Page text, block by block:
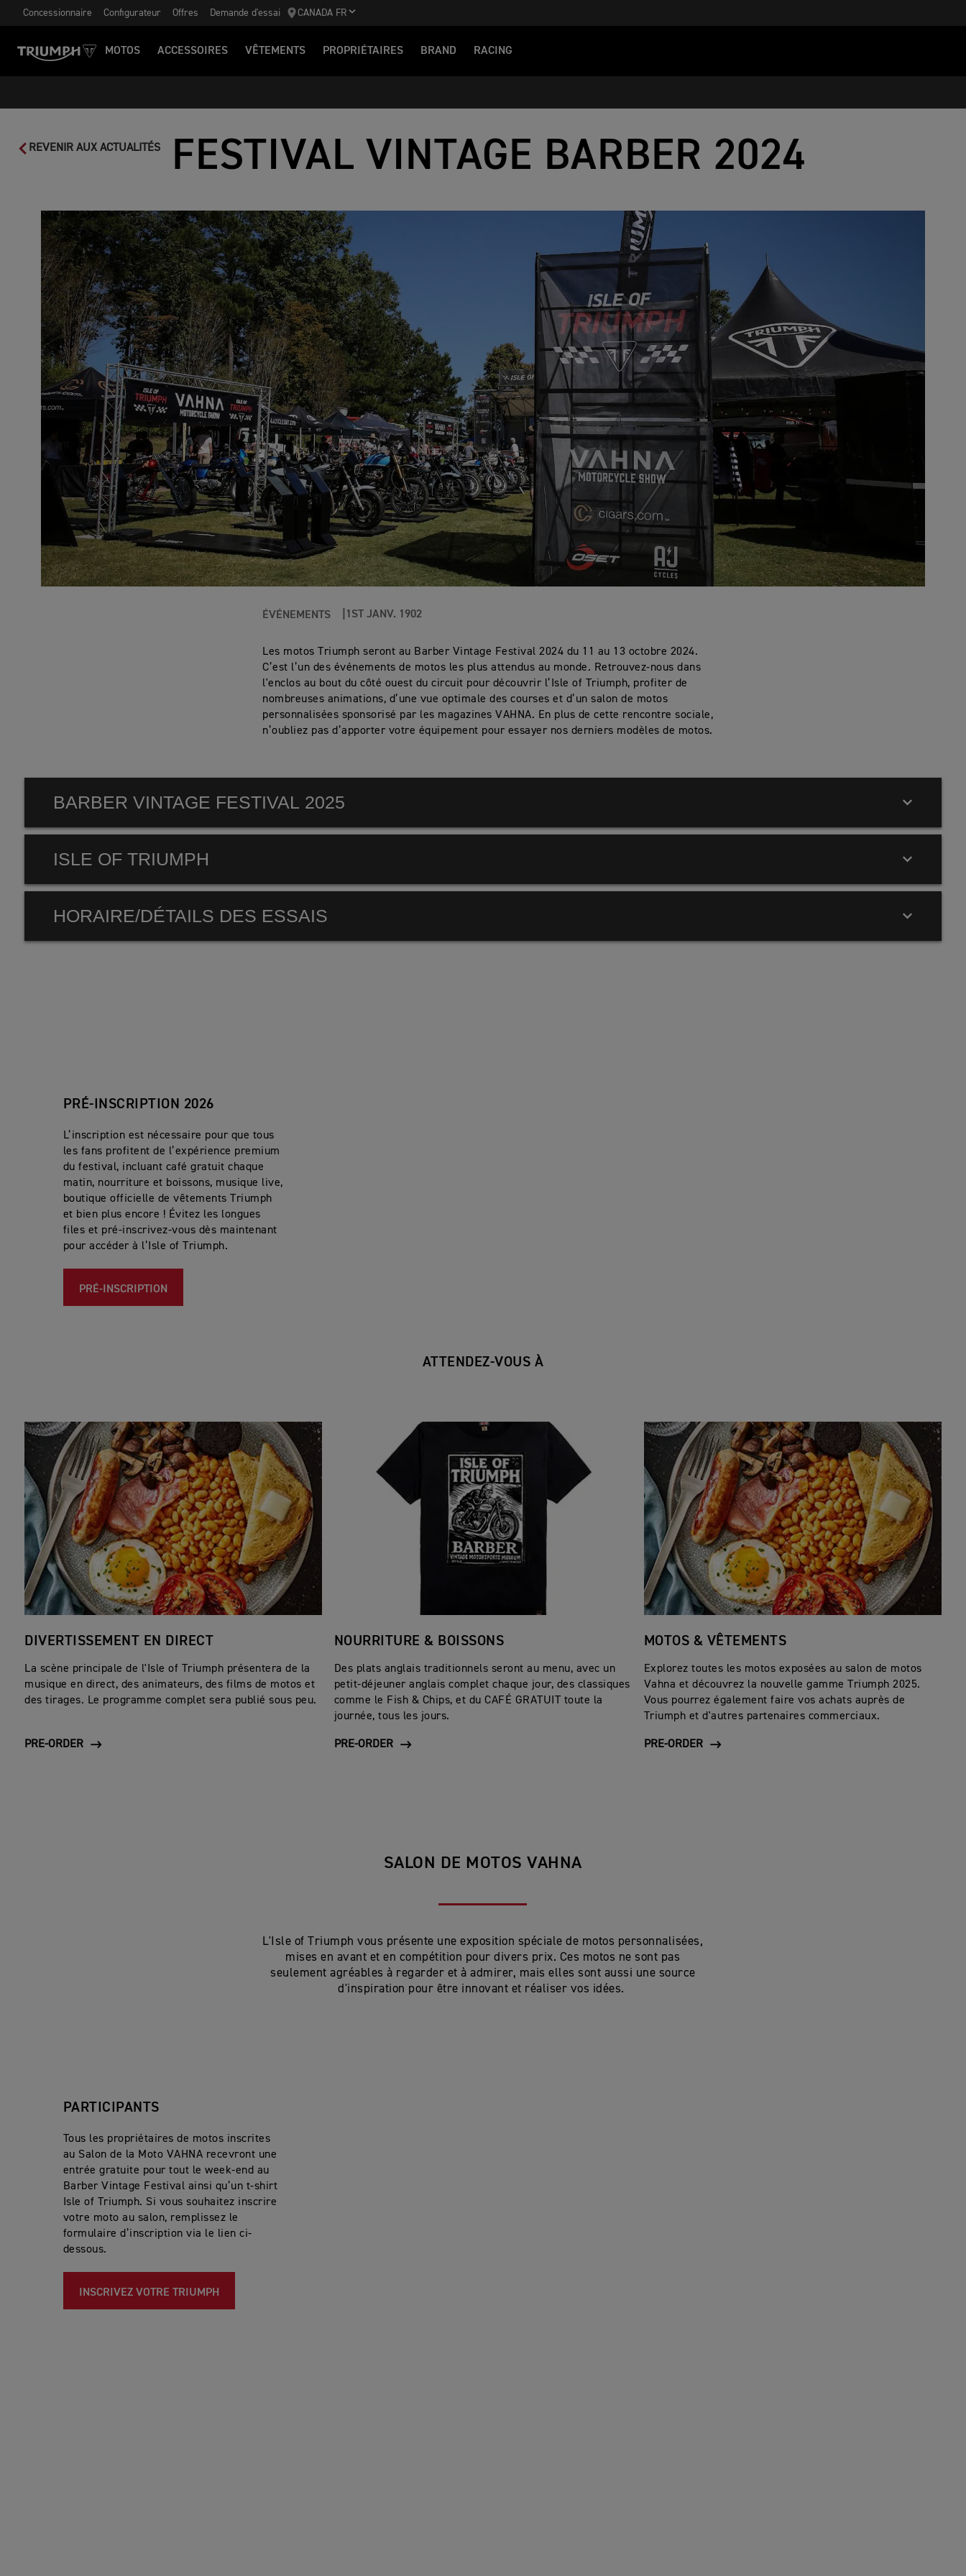
Concessionnaire Configurateur Offres Demande d'essai CANADA FR
MOTOS ACCESSOIRES VÊTEMENTS PROPRIÉTAIRES BRAND RACING
REVENIR AUX ACTUALITÉS FESTIVAL VINTAGE BARBER 2024
ÉVÉNEMENTS 1ST JANV. 1902
Les motos Triumph seront au Barber Vintage Festival 2024 du 11 au 13 octobre 2024.
C’est l’un des événements de motos les plus attendus au monde. Retrouvez-nous dans
l'enclos au bout du côté ouest du circuit pour découvrir l’Isle of Triumph, profiter de
nombreuses animations, d’une vue optimale des courses et d’un salon de motos
personnalisées sponsorisé par les magazines VAHNA. En plus de cette rencontre sociale,
n’oubliez pas d’apporter votre équipement pour essayer nos derniers modèles de motos.
BARBER VINTAGE FESTIVAL 2025
INFORMATIONS SUR L’ÉVÉNEMENT
Adresse :
Demo Rides : Les motos Triumph se trouvent au LOT D pour des essais des derniers modèles. Que vous soyez un nouveau pilote, un coureur ou un passionné de
Marché aux échanges :Lors de la restauration de motos anciennes, trouver des pièces rares ou spécialisées peut être un défi. Les marchés aux échanges sont une
excellente façon de dénicher une pièce unique du casse-tête. Avec plus de 522 espaces pour vendeurs, le Marché aux échanges offre des pièces et accessoires
pour diverses marques et modèles.
Mur de la mort : Le Mur de la mort de l’American Motor Drome Company présente des cascades audacieuses à moto sur un cylindre en bois de 30 pieds. Avec des
motos antiques et des machines de course artisanales, le spectacle offre une action palpitante. Regardez depuis la Fan Zone, au sommet d’un mur de planches de
Musée :Prenez le temps de visiter le Barber Vintage Motorsports Museum — une destination de classe mondiale qui présente la plus grande et la plus
impressionnante collection de motos et de voitures de course au monde.
Séminaires :
ISLE OF TRIUMPH
HORAIRE
HORAIRE/DÉTAILS DES ESSAIS
DAYTONA 660, SPEED 400, SCRAMBLER 400 X, SPEED TWIN 900, SPEED TWIN 1200, TRIDENT 660, SCRAMBLER 900, TIGER SPORT 660, SCRAMBLER
1200 XE, SCRAMBLER 1200 X, TIGER 900 GT PRO, TIGER 900 RALLY PRO, STREET TRIPLE 765 RS, ROCKET 3 GT
NOTE:Un permis de conduire valide avec une autorisation de conduire des motos et un équipement de protection approprié sont requis. Les conducteurs doivent
Pantalons longs (pas de shorts)
• Bottes/chaussures de moto fermées couvrant la cheville
TOUS LES PARTICIPANTS DOIVENT RESPECTER LES RÈGLEMENTS LOCAUX ET ÉTATIQUES EN MATIÈRE DE SANTÉ PUBLIQUE ET DE SÉCURITÉ.
PRÉ-INSCRIPTION 2026
L’inscription est nécessaire pour que tous
les fans profitent de l’expérience premium
du festival, incluant café gratuit chaque
matin, nourriture et boissons, musique live,
boutique officielle de vêtements Triumph
et bien plus encore ! Évitez les longues
files et pré-inscrivez-vous dès maintenant
pour accéder à l’Isle of Triumph.
PRÉ-INSCRIPTION
ATTENDEZ-VOUS À
DIVERTISSEMENT EN DIRECT
La scène principale de l'Isle of Triumph présentera de la
musique en direct, des animateurs, des films de motos et
des tirages. Le programme complet sera publié sous peu.
PRE-ORDER
NOURRITURE & BOISSONS
Des plats anglais traditionnels seront au menu, avec un
petit-déjeuner anglais complet chaque jour, des classiques
comme le Fish & Chips, et du CAFÉ GRATUIT toute la
journée, tous les jours.
PRE-ORDER
MOTOS & VÊTEMENTS
Explorez toutes les motos exposées au salon de motos
Vahna et découvrez la nouvelle gamme Triumph 2025.
Vous pourrez également faire vos achats auprès de
Triumph et d'autres partenaires commerciaux.
PRE-ORDER
SALON DE MOTOS VAHNA
L'Isle of Triumph vous présente une exposition spéciale de motos personnalisées,
mises en avant et en compétition pour divers prix. Ces motos ne sont pas
seulement agréables à regarder et à admirer, mais elles sont aussi une source
d'inspiration pour être innovant et réaliser vos idées.
PARTICIPANTS
Tous les propriétaires de motos inscrites
au Salon de la Moto VAHNA recevront une
entrée gratuite pour tout le week-end au
Barber Vintage Festival ainsi qu’un t-shirt
Isle of Triumph. Si vous souhaitez inscrire
votre moto au salon, remplissez le
formulaire d’inscription via le lien ci-
dessous.
INSCRIVEZ VOTRE TRIUMPH